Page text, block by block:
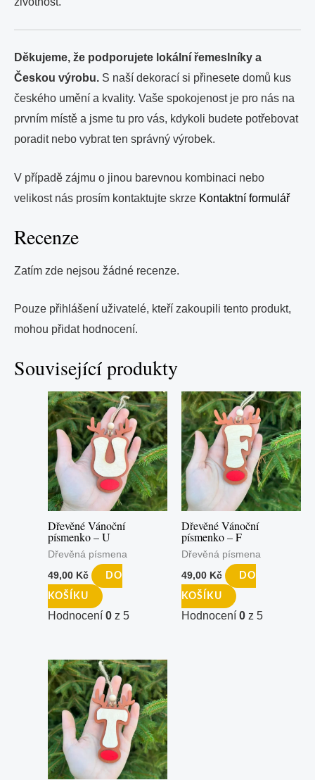
Děkujeme, že podporujete lokální řemeslníky a
Českou výrobu. S naší dekorací si přinesete domů kus
českého umění a kvality. Vaše spokojenost je pro nás na
prvním místě a jsme tu pro vás, kdykoli budete potřebovat
poradit nebo vybrat ten správný výrobek.
V případě zájmu o jinou barevnou kombinaci nebo
velikost nás prosím kontaktujte skrze Kontaktní formulář
Recenze
Zatím zde nejsou žádné recenze.
Pouze přihlášení uživatelé, kteří zakoupili tento produkt,
mohou přidat hodnocení.
Související produkty
Dřevěné Vánoční
písmenko – U
Dřevěná písmena
49,00 Kč DO
KOŠÍKU
Hodnocení 0 z 5
Dřevěné Vánoční
písmenko – F
Dřevěná písmena
49,00 Kč DO
KOŠÍKU
Hodnocení 0 z 5